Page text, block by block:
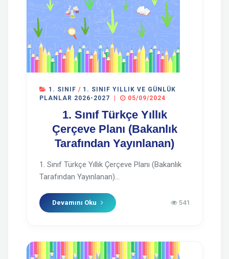
1. SINIF / 1. SINIF YILLIK VE GÜNLÜK
PLANLAR 2026-2027
05/09/2024
1. Sınıf Türkçe Yıllık
Çerçeve Planı (Bakanlık
Tarafından Yayınlanan)
1. Sınıf Türkçe Yıllık Çerçeve Planı (Bakanlık
Tarafından Yayınlanan)...
Devamını Oku 541